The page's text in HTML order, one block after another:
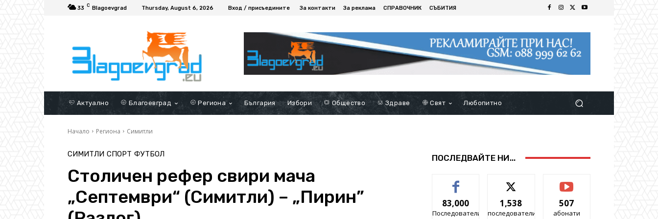
33 C Blagoevgrad Thursday, August 6, 2026 Вход / присъедините За контакти За реклама СПРАВОЧНИК СЪБИТИЯ
Актуално Благоевград Региона България Избори Общество Здраве Свят Любопитно
Начало Региона Симитли
СИМИТЛИ СПОРТ ФУТБОЛ
Столичен рефер свири мача
„Септември“ (Симитли) – „Пирин”
ПОСЛЕДВАЙТЕ НИ...
83,000
Последователи
1,538
последователи
507
абонати